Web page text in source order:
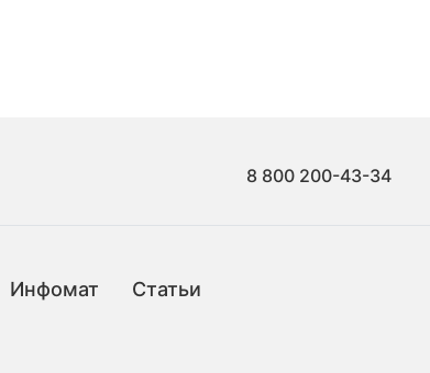
8 800 200-43-34
Инфомат Статьи